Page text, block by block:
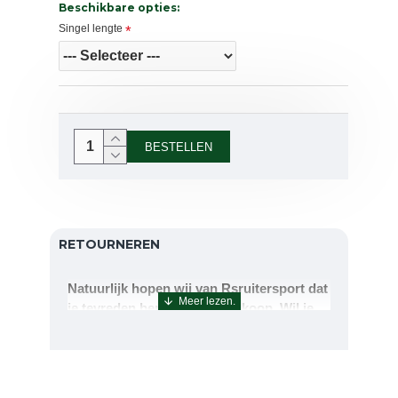
Beschikbare opties:
Singel lengte
BESTELLEN
RETOURNEREN
Natuurlijk hopen wij van Rsruitersport dat
je tevreden bent met uw aankoop. Wil je